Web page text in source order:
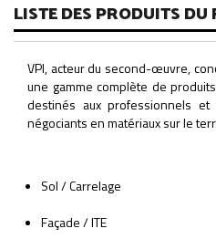
LISTE DES PRODUITS
VPI, acteur du second-œuvre,
une gamme complète de
destinés aux professionnels
négociants en matériaux sur le
Sol / Carrelage
Façade / ITE